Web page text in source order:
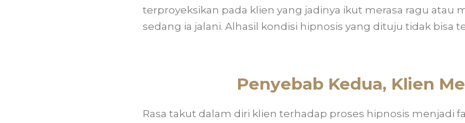
terproyeksikan pada klien yang jadinya ikut merasa ragu atau
sedang ia jalani. Alhasil kondisi hipnosis yang dituju tidak bisa
Penyebab Kedua, Klien
Rasa takut dalam diri klien terhadap proses hipnosis menjadi